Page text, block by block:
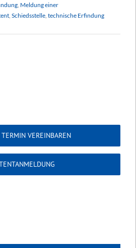
Meldung einer
Schiedsstelle technische Erfindung
VEREINBAREN